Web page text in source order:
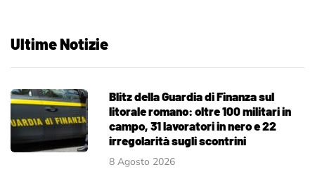
Ultime Notizie
Blitz della Guardia di Finanza sul
litorale romano: oltre 100 militari in
campo, 31 lavoratori in nero e 22
irregolarità sugli scontrini
8 Agosto 2026